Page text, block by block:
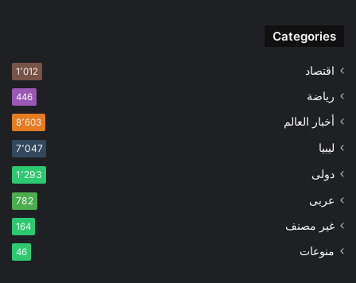
Categories
اقتصاد 1٬012
رياضة 446
أخبار العالم 8٬603
ليبيا 7٬047
دولى 1٬293
عربى 782
غير مصنف 164
منوعات 46